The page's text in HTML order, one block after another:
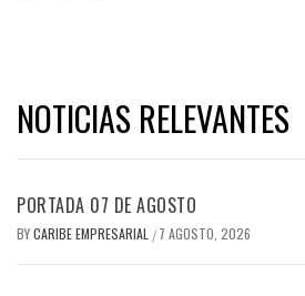
NOTICIAS RELEVANTES
PORTADA 07 DE AGOSTO
BYCARIBE EMPRESARIAL / 7 AGOSTO, 2026